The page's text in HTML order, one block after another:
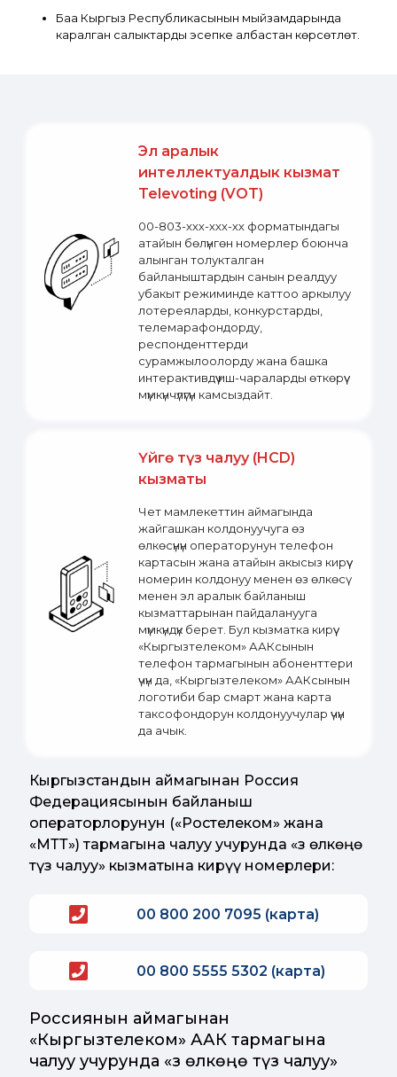
Баа Кыргыз Республикасынын мыйзамдарында
каралган салыктарды эсепке албастан көрсөтүлөт.
Эл аралык
интеллектуалдык кызмат
Televoting (VOT)
00-803-ххх-ххх-хх форматындагы
атайын бөлүнгөн номерлер боюнча
алынган толукталган
байланыштардын санын реалдуу
убакыт режиминде каттоо аркылуу
лотереяларды, конкурстарды,
телемарафондорду,
респонденттерди
сурамжылоолорду жана башка
интерактивдүү иш-чараларды өткөрүү
мүмкүнчүлүгүн камсыздайт.
Үйгө түз чалуу (HCD)
кызматы
Чет мамлекеттин аймагында
жайгашкан колдонуучуга өз
өлкөсүнүн операторунун телефон
картасын жана атайын акысыз кирүү
номерин колдонуу менен өз өлкөсү
менен эл аралык байланыш
кызматтарынан пайдаланууга
мүмкүндүк берет. Бул кызматка кирүү
«Кыргызтелеком» ААКсынын
телефон тармагынын абоненттери
үчүн да, «Кыргызтелеком» ААКсынын
логотиби бар смарт жана карта
таксофондорун колдонуучулар үчүн
да ачык.
Кыргызстандын аймагынан Россия
Федерациясынын байланыш
операторлорунун («Ростелеком» жана
«МТТ») тармагына чалуу учурунда «Өз өлкөңө
түз чалуу» кызматына кирүү номерлери:
00 800 200 7095 (карта)
00 800 5555 5302 (карта)
Россиянын аймагынан
«Кыргызтелеком» ААК тармагына
чалуу учурунда «Өз өлкөңө түз чалуу»